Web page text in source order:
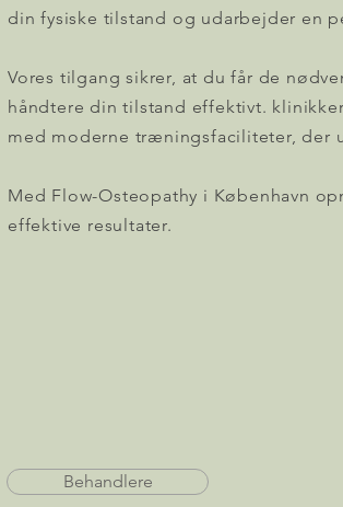
din fysiske tilstand og udarbejder en
Vores tilgang sikrer, at du får de
håndtere din tilstand effektivt.
med moderne træningsfaciliteter, der
Med Flow-Osteopathy i København
effektive resultater.
Behandlere